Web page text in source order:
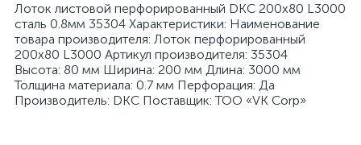
Лоток листовой перфорированный DKC 200х80 L3000
сталь 0.8мм 35304 Характеристики: Наименование
товара производителя: Лоток перфорированный
200х80 L3000 Артикул производителя: 35304
Высота: 80 мм Ширина: 200 мм Длина: 3000 мм
Толщина материала: 0.7 мм Перфорация: Да
Производитель: DKC Поставщик: ТОО «VK Corp»